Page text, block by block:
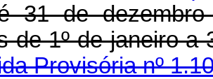
31 de dezembro
de 1º de janeiro a
Provisória nº